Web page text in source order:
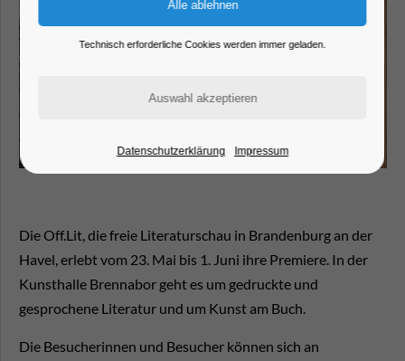
Die Off.Lit, die freie Literaturschau in Brandenburg an der
Havel, erlebt vom 23. Mai bis 1. Juni ihre Premiere. In der
Kunsthalle Brennabor geht es um gedruckte und
gesprochene Literatur und um Kunst am Buch.
Die Besucherinnen und Besucher können sich an
Technisch erforderliche Cookies werden immer geladen.
Datenschutzerklärung Impressum